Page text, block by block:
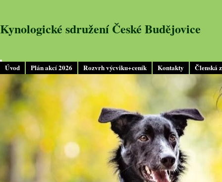
Úvod Plán akcí 2026 Rozvrh výcviku+ceník Kontakty Členská
Kynologické sdružení České Budějovice